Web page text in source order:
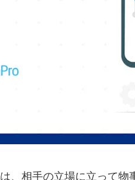
、相手の立場に立って